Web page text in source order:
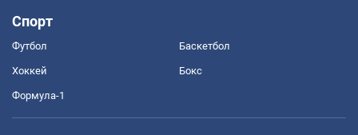
Спорт
Футбол Баскетбол
Хоккей Бокс
Формула-1